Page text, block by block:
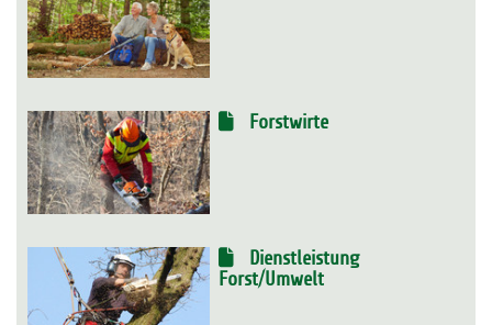
Forstwirte
Dienstleistung
Forst/Umwelt